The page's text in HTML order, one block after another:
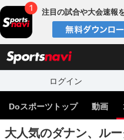
注目の試合や大会速報
ログイン
Doスポーツトップ 動画
大人気のダナン、ル